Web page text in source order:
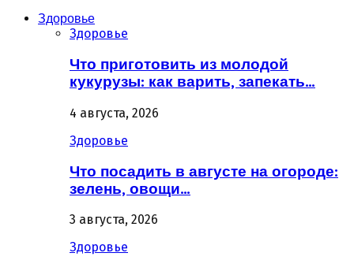
Здоровье
Здоровье
Что приготовить из молодой
кукурузы: как варить, запекать…
4 августа, 2026
Здоровье
Что посадить в августе на огороде:
зелень, овощи…
3 августа, 2026
Здоровье